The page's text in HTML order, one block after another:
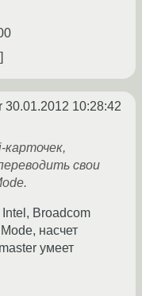
30.01.2012 10:28:42
карточек,
свои
Broadcom
насчет
умеет